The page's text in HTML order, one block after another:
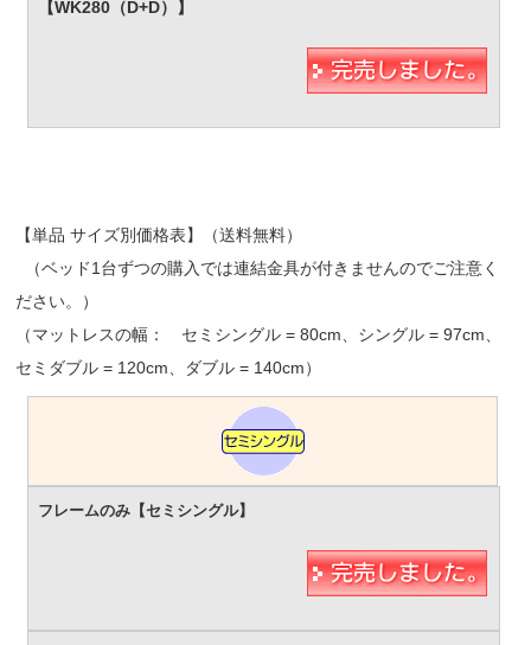
【単品 サイズ別価格表】（送料無料）
（ベッド1台ずつの購入では連結金具が付きませんのでご注意く
ださい。）
（マットレスの幅： セミシングル = 80cm、シングル = 97cm、
セミダブル = 120cm、ダブル = 140cm）